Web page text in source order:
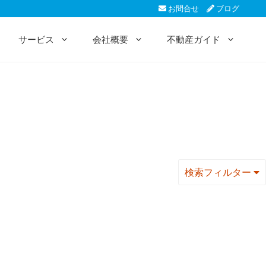
お問合せ ブログ
サービス 会社概要 不動産ガイド
検索フィルター